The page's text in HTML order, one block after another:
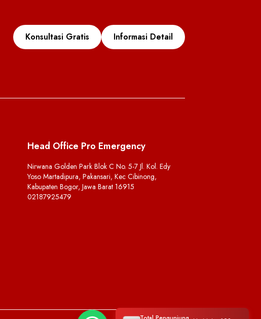
Konsultasi Gratis Informasi Detail
Head Office Pro Emergency
Nirwana Golden Park Blok C No. 5-7 Jl. Kol. Edy
Yoso Martadipura, Pakansari, Kec Cibinong,
Kabupaten Bogor, Jawa Barat 16915
02187925479